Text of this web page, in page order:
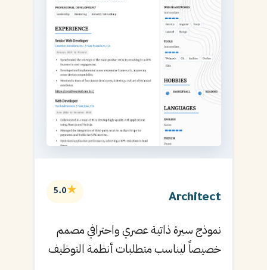
Architect
★
5.0
نموذج سيرة ذاتية عصري واحترافي مصمم
خصيصاً ليناسب متطلبات أنظمة التوظيف